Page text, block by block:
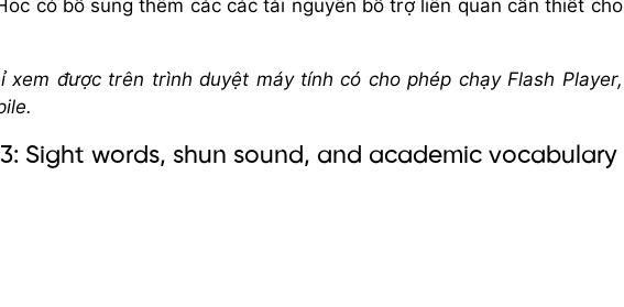
có bổ sung thêm các các tài nguyên bổ trợ liên quan cần thiết cho
xem được trên trình duyệt máy tính có cho phép chạy Flash Player,
Sight words, shun sound, and academic vocabulary